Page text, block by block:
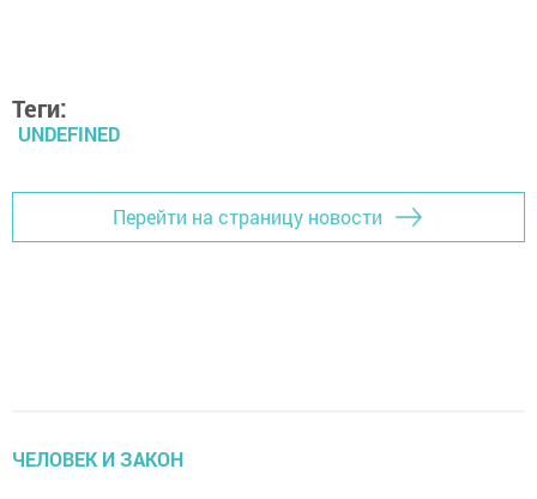
Теги:
UNDEFINED
Перейти на страницу новости
ЧЕЛОВЕК И ЗАКОН